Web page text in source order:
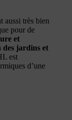
très bien
pour de
et
des jardins et
est
d’une